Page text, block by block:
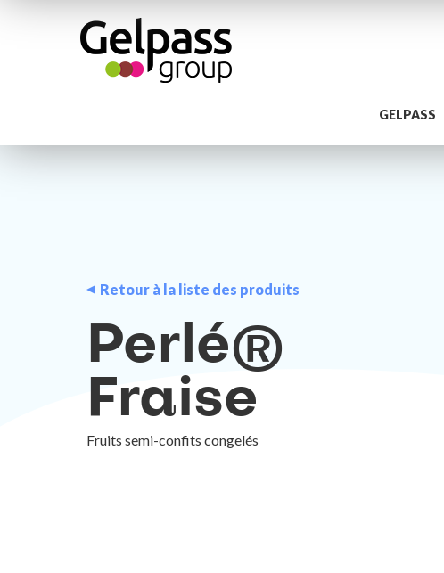
GELPASS
Retour à la liste des produits
Perlé®
Fraise
Fruits semi-confits congelés